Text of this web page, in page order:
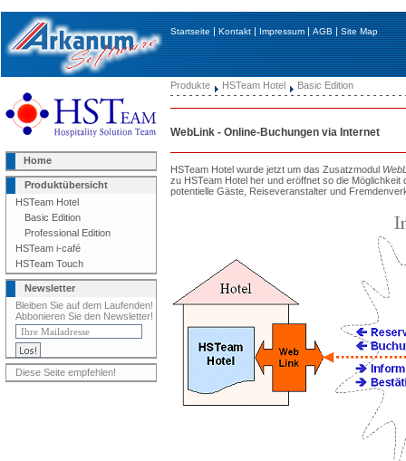
Startseite|Kontakt|Impressum|AGB|Site Map
Home
Produktübersicht
HSTeam Hotel
Basic Edition
Professional Edition
HSTeam i-café
HSTeam Touch
Newsletter
Bleiben Sie auf dem Laufenden!
Abbonieren Sie den Newsletter!
Diese Seite empfehlen!
Produkte HSTeam Hotel Basic Edition
WebLink - Online-Buchungen via Internet
HSTeam Hotel wurde jetzt um das Zusatzmodul
zu HSTeam Hotel her und eröffnet so die
potentielle Gäste, Reiseveranstalter und